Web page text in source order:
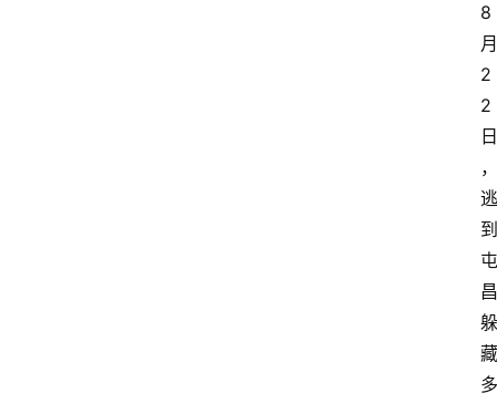
8
月
2
2
日
，
逃
到
屯
昌
躲
藏
多